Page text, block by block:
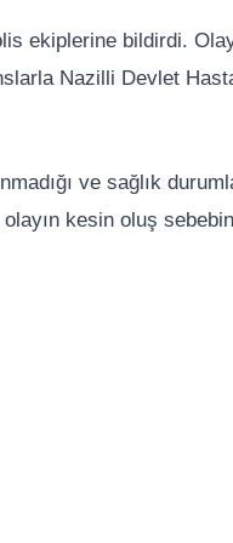
ekiplerine bildirdi.
Nazilli Devlet
ve sağlık
kesin oluş